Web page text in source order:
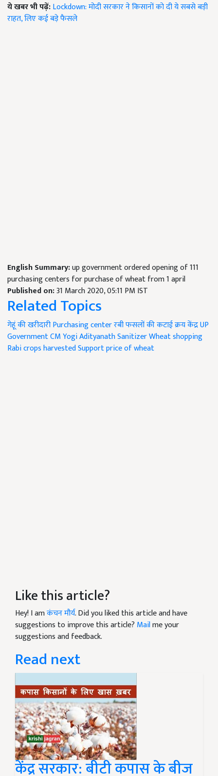
ये खबर भी पढ़ें:Lockdown: मोदी सरकार ने किसानों को दी ये सबसे बड़ी
राहत, लिए कई बड़े फैसले
English Summary:up government ordered opening of 111
purchasing centers for purchase of wheat from 1 april
Published on:31 March 2020, 05:11 PM IST
Related Topics
गेहूं की खरीदारीPurchasing centerरबी फसलों की कटाईक्रय केंद्रUP
GovernmentCM Yogi AdityanathSanitizerWheat shopping
Rabi crops harvestedSupport price of wheat
Like this article?
Hey! I amकंचन मौर्य. Did you liked this article and have
suggestions to improve this article? Mailme your
suggestions and feedback.
Read next
केंद्र सरकार: बीटी कपास के बीज